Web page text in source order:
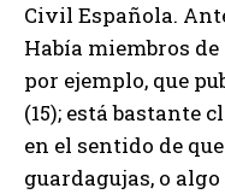
Civil Española.
Había miembros de
por ejemplo, que
(15); está bastante
en el sentido de
guardagujas, o